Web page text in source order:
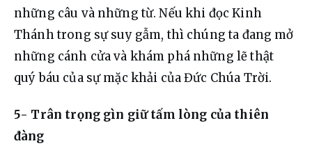
những câu và những từ. Nếu khi đọc Kinh
Thánh trong sự suy gẫm, thì chúng ta đang mở
những cánh cửa và khám phá những lẽ thật
quý báu của sự mặc khải của Đức Chúa Trời.
5- Trân trọng gìn giữ tấm lòng của thiên
đàng